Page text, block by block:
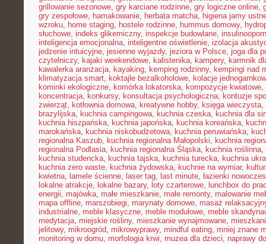
grillowanie sezonowe, gry karciane rodzinne, gry logiczne online,
gry zespołowe, hamakowanie, herbata matcha, higiena jamy
wzroku, home staging, hostele rodzinne, hummus domowy,
słuchowe, indeks glikemiczny, inspekcje budowlane,
inteligencja emocjonalna, inteligentne oświetlenie, izolacja
jedzenie intuicyjne, jesienne wyjazdy, jeziora w Polsce, joga dla
czytelniczy, kajaki weekendowe, kalistenika, kampery, karmnik
kawalerka aranżacja, kayaking, kemping rodzinny, kempingi nad
klimatyzacja smart, koktajle bezalkoholowe, kolacje
kominki ekologiczne, komórka lokatorska, kompozycje kwiatowe,
koncentracja, konkursy, konsultacja psychologiczna, kontuzje
zwierząt, kotłownia domowa, kreatywne hobby, księga wieczysta,
brazylijska, kuchnia campingowa, kuchnia czeska, kuchnia dla
kuchnia hiszpańska, kuchnia japońska, kuchnia koreańska,
marokańska, kuchnia niskobudżetowa, kuchnia peruwiańska,
regionalna Kaszub, kuchnia regionalna Małopolski, kuchnia
regionalna Podlasia, kuchnia regionalna Śląska, kuchnia roślinna,
kuchnia studencka, kuchnia tajska, kuchnia turecka, kuchnia
kuchnia zero waste, kuchnia żydowska, kuchnie na wymiar,
kwietna, lamele ścienne, laser tag, last minute, łazienki
lokalne atrakcje, lokalne bazary, loty czarterowe, lunchbox do
energii, majówka, małe mieszkanie, małe remonty, malowanie
mapa offline, marszobiegi, marynaty domowe, masaż
industrialne, meble klasyczne, meble modułowe, meble
medytacja, miejskie rośliny, mieszkanie wynajmowane,
jelitowy, mikroogród, mikrowyprawy, mindful eating, mniej znane
monitoring w domu, morfologia krwi, muzea dla dzieci, naprawy